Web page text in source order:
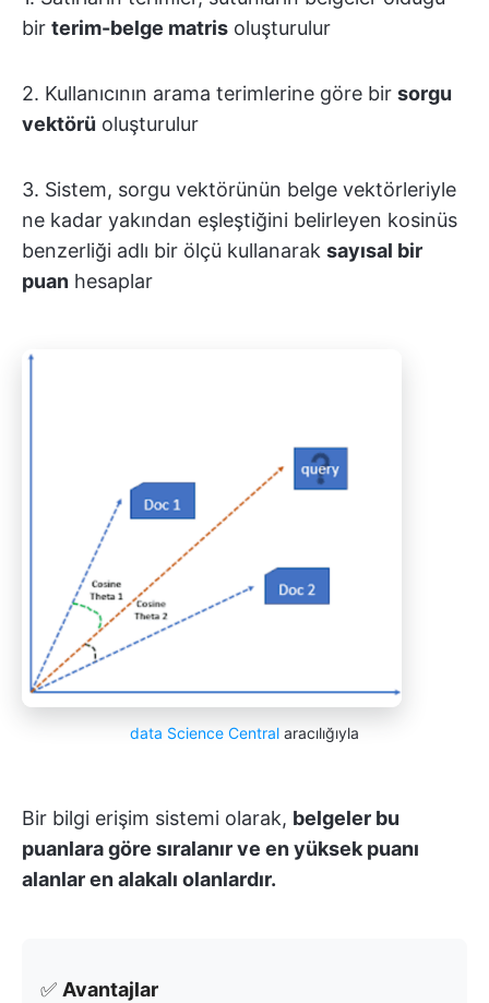
bir terim-belge matris oluşturulur
2. Kullanıcının arama terimlerine göre bir sorgu
vektörü oluşturulur
3. Sistem, sorgu vektörünün belge vektörleriyle
ne kadar yakından eşleştiğini belirleyen kosinüs
benzerliği adlı bir ölçü kullanarak sayısal bir
puan hesaplar
data Science Central aracılığıyla
Bir bilgi erişim sistemi olarak, belgeler bu
puanlara göre sıralanır ve en yüksek puanı
alanlar en alakalı olanlardır.
✅ Avantajlar